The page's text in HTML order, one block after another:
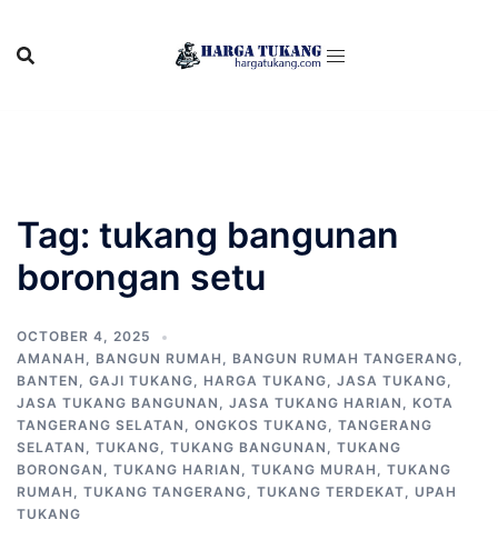
content
Tag: tukang bangunan
borongan setu
OCTOBER 4, 2025
AMANAH , BANGUN RUMAH , BANGUN RUMAH TANGERANG,
BANTEN , GAJI TUKANG, HARGA TUKANG, JASA TUKANG,
JASA TUKANG BANGUNAN , JASA TUKANG HARIAN , KOTA
TANGERANG SELATAN , ONGKOS TUKANG, TANGERANG
SELATAN , TUKANG, TUKANG BANGUNAN , TUKANG
BORONGAN , TUKANG HARIAN , TUKANG MURAH , TUKANG
RUMAH , TUKANG TANGERANG, TUKANG TERDEKAT, UPAH
TUKANG